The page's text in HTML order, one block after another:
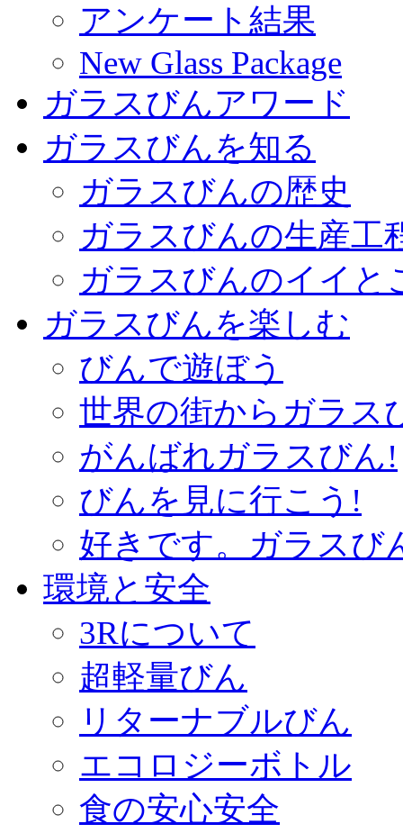
アンケート結果
New Glass Package
ガラスびんアワード
ガラスびんを知る
ガラスびんの歴史
ガラスびんの生産工
ガラスびんのイイと
ガラスびんを楽しむ
びんで遊ぼう
世界の街からガラス
がんばれガラスびん!
びんを見に行こう!
好きです。ガラスび
環境と安全
3Rについて
超軽量びん
リターナブルびん
エコロジーボトル
食の安心安全